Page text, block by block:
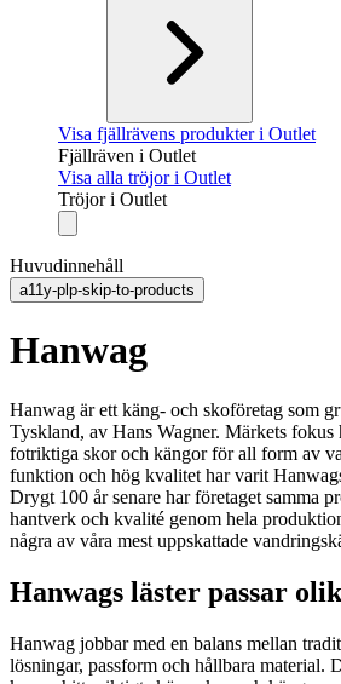
Visa fjällrävens produkter i Outlet
Fjällräven i Outlet
Visa alla tröjor i Outlet
Tröjor i Outlet
Huvudinnehåll
a11y-plp-skip-to-products
Hanwag
Hanwag är ett käng- och skoföretag som
Tyskland, av Hans Wagner. Märkets fokus
fotriktiga skor och kängor för all form av
funktion och hög kvalitet har varit
Drygt 100 år senare har företaget samma
hantverk och kvalité genom hela
några av våra mest uppskattade
Hanwags läster passar
Hanwag jobbar med en balans mellan
lösningar, passform och hållbara material.